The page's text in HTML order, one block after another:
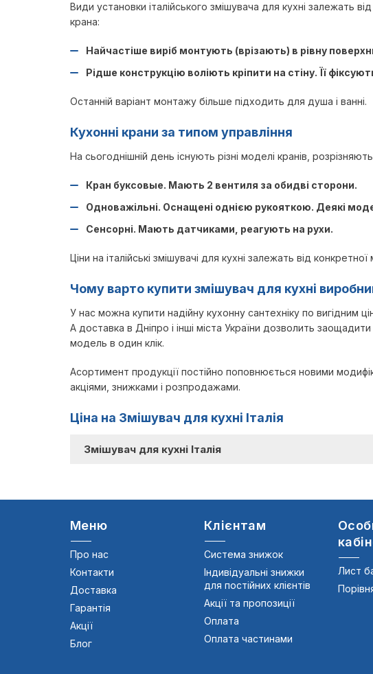
Види установки італійського змішувача для кухні залежать
крана:
Найчастіше виріб монтують (врізають) в рівну
Рідше конструкцію воліють кріпити на стіну. Її
Останній варіант монтажу більше підходить для душа і ванні.
Кухонні крани за типом управління
На сьогоднішній день існують різні моделі кранів,
Кран буксовые. Мають 2 вентиля за обидві сторони.
Одноважільні. Оснащені однією рукояткою. Деякі
Сенсорні. Мають датчиками, реагують на рухи.
Ціни на італійські змішувачі для кухні залежать від
Чому варто купити змішувач для кухні
У нас можна купити надійну кухонну сантехніку по вигідним
А доставка в Дніпро і інші міста України дозволить
модель в один клік.
Асортимент продукції постійно поповнюється новими
акціями, знижками і розпродажами.
Ціна на Змішувач для кухні Італія
Змішувач для кухні Італія
Меню
Про нас
Контакти
Доставка
Гарантія
Акції
Блог
Клієнтам
Система знижок
Індивідуальні знижки
для постійних клієнтів
Акції та пропозиції
Оплата
Оплата частинами
Лист